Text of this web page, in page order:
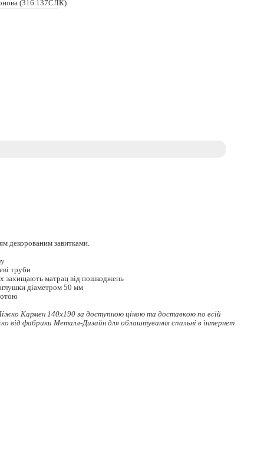
декорованим завитками.
труби
захищають матрац від пошкоджень
діаметром 50 мм
Кармен 140x190 за доступною ціною та доставкою по всій
від фабрики Металл-Дизайн для облаштування спальні в інтернет